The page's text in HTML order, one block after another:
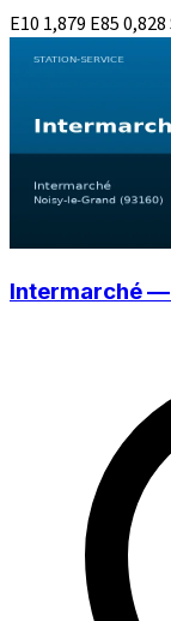
E10 1,879 E850,828
Intermarché —